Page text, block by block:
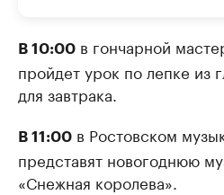
В 10:00 в гончарной
пройдет урок по лепке из
для завтрака.
В 11:00 в Ростовском
представят новогоднюю
«Снежная королева».